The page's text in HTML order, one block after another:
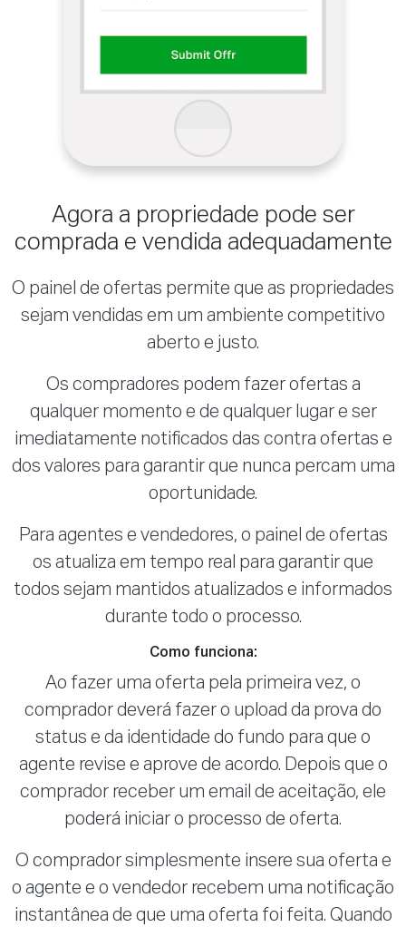
Agora a propriedade pode ser
comprada e vendida adequadamente
O painel de ofertas permite que as propriedades
sejam vendidas em um ambiente competitivo
aberto e justo.
Os compradores podem fazer ofertas a
qualquer momento e de qualquer lugar e ser
imediatamente notificados das contra ofertas e
dos valores para garantir que nunca percam uma
oportunidade.
Para agentes e vendedores, o painel de ofertas
os atualiza em tempo real para garantir que
todos sejam mantidos atualizados e informados
durante todo o processo.
Como funciona:
Ao fazer uma oferta pela primeira vez, o
comprador deverá fazer o upload da prova do
status e da identidade do fundo para que o
agente revise e aprove de acordo. Depois que o
comprador receber um email de aceitação, ele
poderá iniciar o processo de oferta.
O comprador simplesmente insere sua oferta e
o agente e o vendedor recebem uma notificação
instantânea de que uma oferta foi feita. Quando